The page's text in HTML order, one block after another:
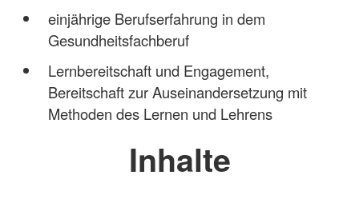
einjährige Berufserfahrung in dem
Gesundheitsfachberuf
Lernbereitschaft und Engagement,
Bereitschaft zur Auseinandersetzung mit
Methoden des Lernen und Lehrens
Inhalte